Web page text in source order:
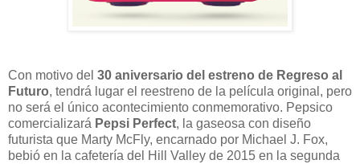
Con motivo del 30 aniversario del estreno de Regreso al
Futuro, tendrá lugar el reestreno de la película original, pero
no será el único acontecimiento conmemorativo. Pepsico
comercializará Pepsi Perfect, la gaseosa con diseño
futurista que Marty McFly, encarnado por Michael J. Fox,
bebió en la cafetería del Hill Valley de 2015 en la segunda